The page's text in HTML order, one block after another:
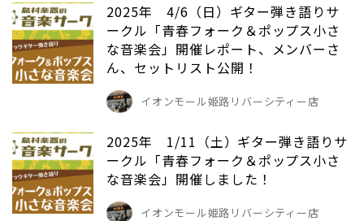
2025年 4/6（日）ギター弾き語りサ
ークル「青春フォーク＆ポップス小さ
な音楽会」開催レポート、メンバーさ
ん、セットリスト公開！
イオンモール姫路リバーシティー店
2025年 1/11（土）ギター弾き語りサ
ークル「青春フォーク＆ポップス小さ
な音楽会」開催しました！
イオンモール姫路リバーシティー店